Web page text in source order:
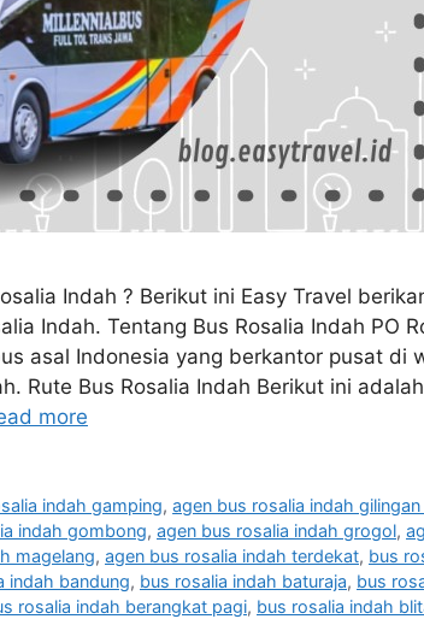
Indah ? Berikut ini Easy Travel
Indah. Tentang Bus Rosalia Indah PO
asal Indonesia yang berkantor pusat di
Rute Bus Rosalia Indah Berikut ini
more
indah gamping,agen bus rosalia indah
indah gombong, agen bus rosalia indah grogol,
magelang, agen bus rosalia indah terdekat, bus
indah bandung, bus rosalia indah baturaja, bus
rosalia indah berangkat pagi, bus rosalia indah